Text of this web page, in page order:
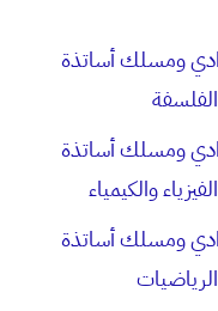
ومسلك أساتذة
ومسلك أساتذة
والكيمياء
ومسلك أساتذة